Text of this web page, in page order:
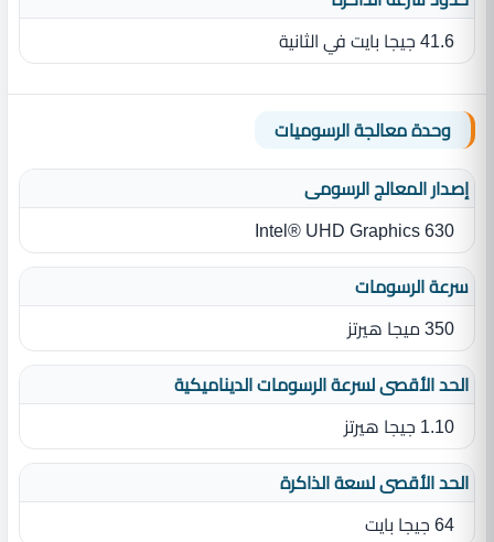
41.6 جيجا بايت في الثانية
وحدة معالجة الرسوميات
إصدار المعالج الرسومى
Intel® UHD Graphics 630
سرعة الرسومات
350 ميجا هيرتز
الحد الأقصى لسرعة الرسومات الديناميكية
1.10 جيجا هيرتز
الحد الأقصى لسعة الذاكرة
64 جيجا بايت